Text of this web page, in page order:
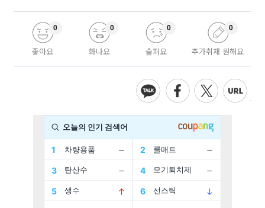
좋아요
0
화나요
0
슬퍼요
0
추가취재 원해요
0